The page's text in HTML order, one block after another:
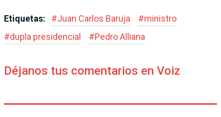
Etiquetas: #Juan Carlos Baruja #ministro
#dupla presidencial #Pedro Alliana
Déjanos tus comentarios en Voiz